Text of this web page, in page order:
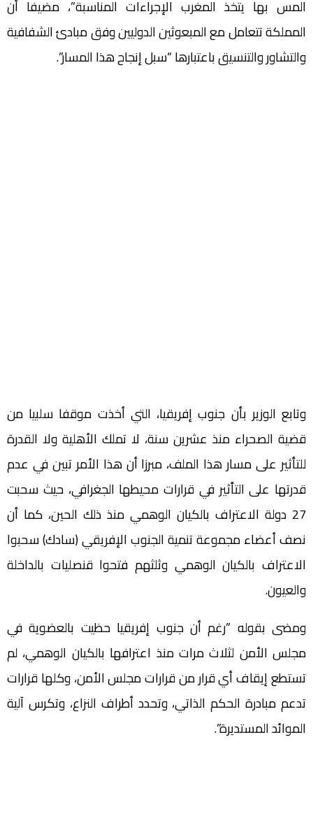
المس بها يتخذ المغرب الإجراءات المناسبة”، مضيفا أن
المملكة تتعامل مع المبعوثين الدوليين وفق مبادئ الشفافية
والتشاور والتنسيق باعتبارها “سبل إنجاح هذا المسار”.
وتابع الوزير بأن جنوب إفريقيا، التي أخذت موقفا سلبيا من
قضية الصحراء منذ عشرين سنة، لا تملك الأهلية ولا القدرة
للتأثير على مسار هذا الملف، مبرزا أن هذا الأمر تبين في عدم
قدرتها على التأثير في قرارات محيطها الجغرافي، حيث سحبت
27 دولة الاعتراف بالكيان الوهمي منذ ذلك الحين، كما أن
نصف أعضاء‫ مجموعة تنمية الجنوب الإفريقي (سادك) سحبوا
الاعتراف بالكيان الوهمي وثلثهم فتحوا قنصليات بالداخلة
والعيون.
ومضى بقوله ”رغم أن جنوب إفريقيا حظيت بالعضوية في
مجلس الأمن لثلاث مرات منذ اعترافها بالكيان الوهمي، لم
تستطع إيقاف أي قرار من قرارات مجلس الأمن، وكلها قرارات
تدعم مبادرة الحكم الذاتي، وتحدد أطراف النزاع، وتكرس آلية
الموائد المستديرة”.